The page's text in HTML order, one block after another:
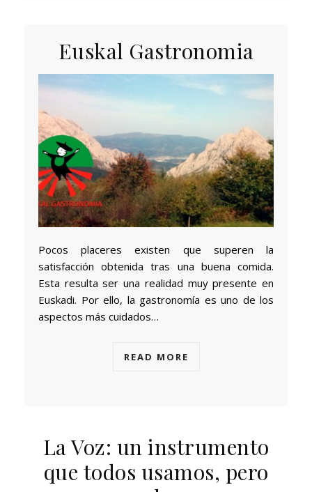
Euskal Gastronomia
Pocos placeres existen que superen la
satisfacción obtenida tras una buena comida.
Esta resulta ser una realidad muy presente en
Euskadi. Por ello, la gastronomía es uno de los
aspectos más cuidados…
READ MORE
La Voz: un instrumento
que todos usamos, pero